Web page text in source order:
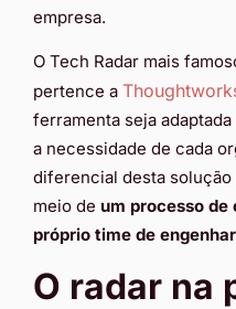
empresa.
O Tech Radar mais
pertence a
ferramenta seja
a necessidade de cada
diferencial desta
meio de um processo
próprio time de
O radar na